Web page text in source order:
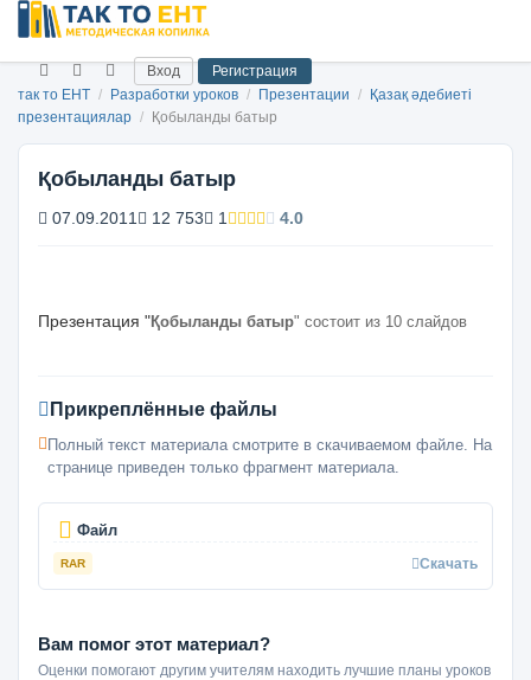
Вход
Регистрация
так то ЕНТ / Разработки уроков / Презентации /
Қазақ әдебиеті
презентациялар / Қобыланды батыр
Қобыланды батыр
07.09.2011 12 753 1 4.0
Презентация "Қобыланды батыр" состоит из 10 слайдов
Прикреплённые файлы
Полный текст материала смотрите в скачиваемом файле. На
странице приведен только фрагмент материала.
Файл
RAR Скачать
Вам помог этот материал?
Оценки помогают другим учителям находить лучшие планы уроков